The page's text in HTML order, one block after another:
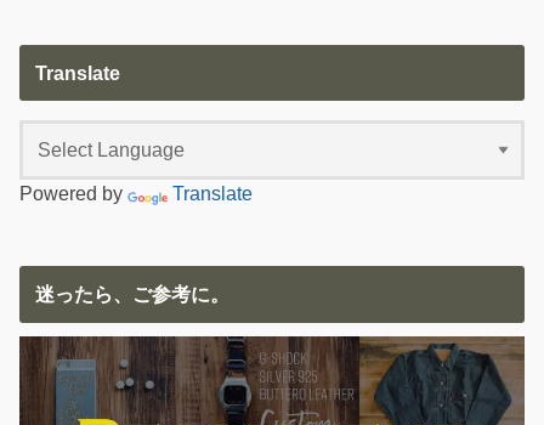
Translate
Powered by Translate
迷ったら、ご参考に。